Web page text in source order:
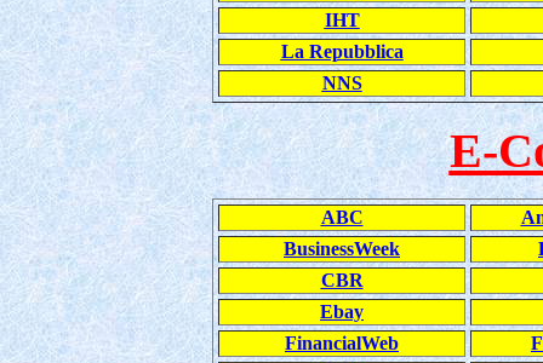
IHT
La Repubblica
NNS
Е-
ABC
BusinessWeek
CBR
Ebay
FinancialWeb